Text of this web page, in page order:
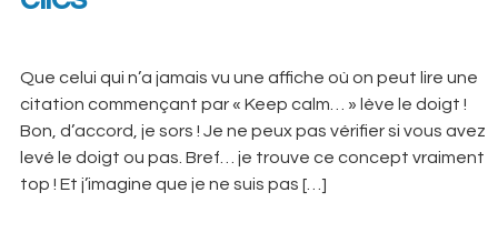
Que celui qui n’a jamais vu une affiche où on peut lire une
citation commençant par « Keep calm… » lève le doigt !
Bon, d’accord, je sors ! Je ne peux pas vérifier si vous avez
levé le doigt ou pas. Bref… je trouve ce concept vraiment
top ! Et j’imagine que je ne suis pas […]